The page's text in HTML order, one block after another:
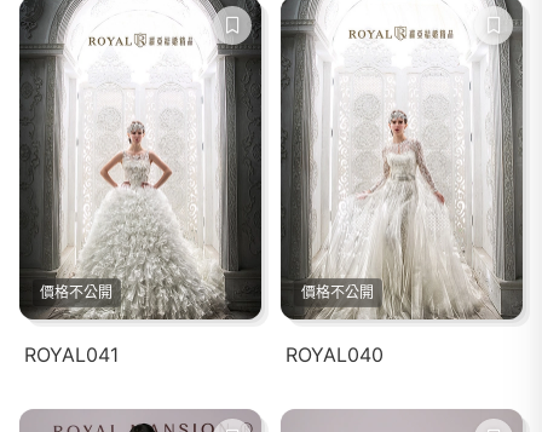
價格不公開
ROYAL041
價格不公開
ROYAL040